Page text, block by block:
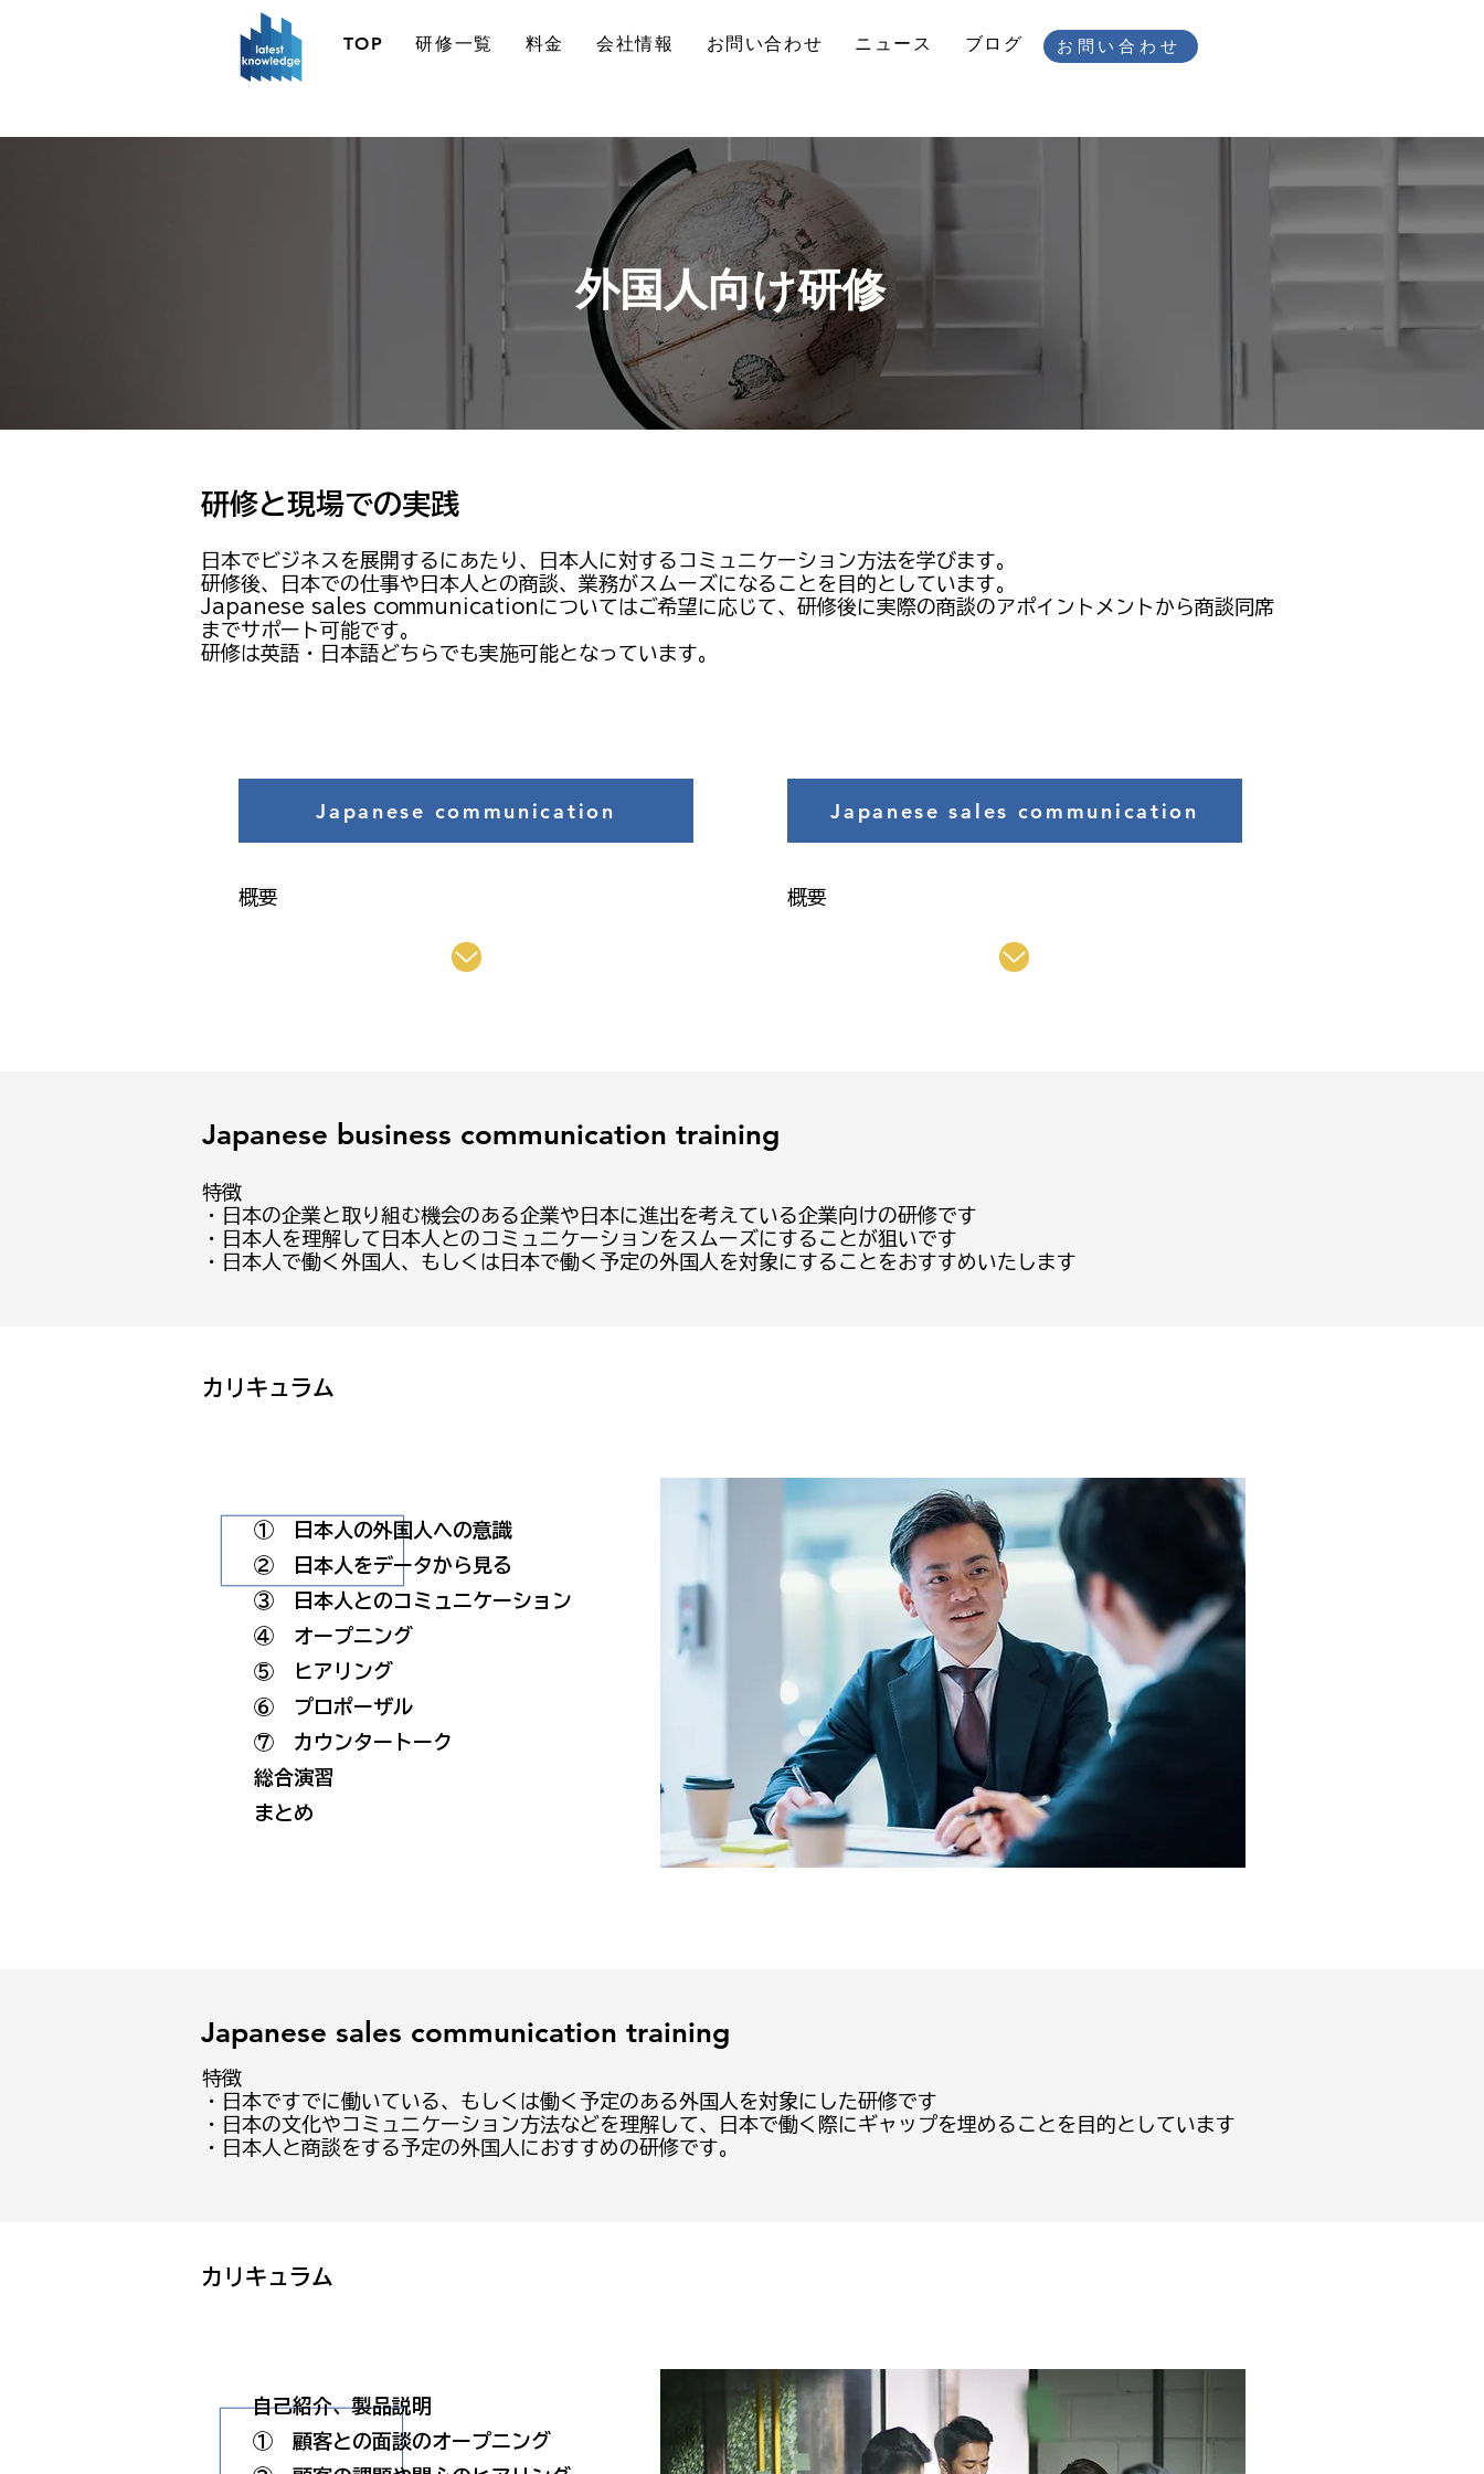
TOP 研修一覧 料金 会社情報 お問い合わせ ニュース ブログ お問い合わせ
外国人向け研修
研修と現場での実践
日本でビジネスを展開するにあたり、日本人に対するコミュニケーション方法を学びます。
研修後、日本での仕事や日本人との商談、業務がスムーズになることを目的としています。
​Japanese sales communicationについてはご希望に応じて、研修後に実際の商談のアポイントメントから商談同席
までサポート可能です。
​研修は英語・日本語どちらでも実施可能となっています。
Japanese communication
概要
Japanese sales communication
概要
Japanese business communication training
特徴
・日本の企業と取り組む機会のある企業や日本に進出を考えている企業向けの研修です
・日本人を理解して日本人とのコミュニケーションをスムーズにすることが狙いです
・日本人で働く外国人、もしくは日本で働く予定の外国人を対象にすることをおすすめいたします
​カリキュラム
① 日本人の外国人への意識
② 日本人をデータから見る
③ 日本人とのコミュニケーション
④ オープニング
⑤ ヒアリング
⑥ プロポーザル
​⑦ カウンタートーク
総合演習
まとめ
Japanese sales communication training
特徴
・日本ですでに働いている、もしくは働く予定のある外国人を対象にした研修です
・日本の文化やコミュニケーション方法などを理解して、日本で働く際にギャップを埋めることを目的としています
・日本人と商談をする予定の外国人におすすめの研修です。
​カリキュラム
自己紹介、製品説明
① 顧客との面談のオープニング